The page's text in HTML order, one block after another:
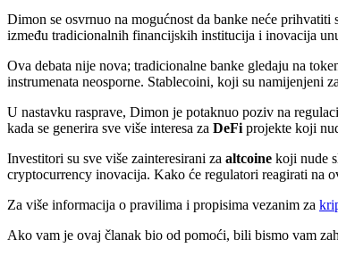
Dimon se osvrnuo na mogućnost da banke neće prihvatiti
između tradicionalnih financijskih institucija i inovacija
Ova debata nije nova; tradicionalne banke gledaju na
instrumenata neosporne. Stablecoini, koji su namijenjeni
U nastavku rasprave, Dimon je potaknuo poziv na
kada se generira sve više interesa za DeFi projekte koji
Investitori su sve više zainteresirani za altcoine koji nude
cryptocurrency inovacija. Kako će regulatori reagirati na
Za više informacija o pravilima i propisima vezanim za
Ako vam je ovaj članak bio od pomoći, bili bismo vam